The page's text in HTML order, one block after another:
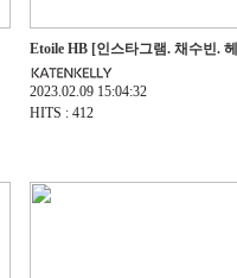
Etoile HB [인스타그램. 채수빈.
2023.02.09 15:04:32
HITS : 412